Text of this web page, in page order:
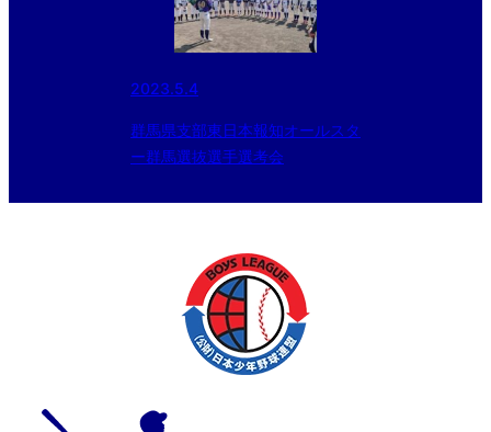
2023.5.4
群馬県支部東日本報知オールスタ
ー群馬選抜選手選考会